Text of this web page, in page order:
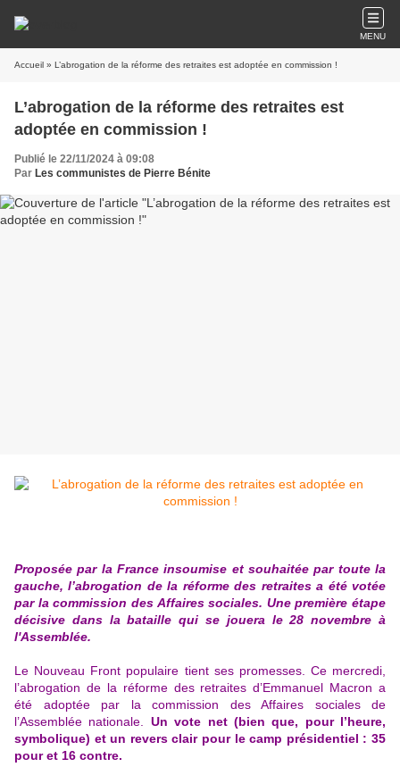
MENU
Accueil » L’abrogation de la réforme des retraites est adoptée en commission !
L’abrogation de la réforme des retraites est
adoptée en commission !
Publié le 22/11/2024 à 09:08
Par Les communistes de Pierre Bénite
Proposée par la France insoumise et souhaitée par toute la
gauche, l’abrogation de la réforme des retraites a été votée
par la commission des Affaires sociales. Une première étape
décisive dans la bataille qui se jouera le 28 novembre à
l'Assemblée.
Le Nouveau Front populaire tient ses promesses. Ce mercredi,
l’abrogation de la réforme des retraites d’Emmanuel Macron a
été adoptée par la commission des Affaires sociales de
l’Assemblée nationale. Un vote net (bien que, pour l’heure,
symbolique) et un revers clair pour le camp présidentiel : 35
pour et 16 contre.